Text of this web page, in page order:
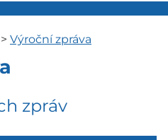
> Výroční zpráva
zpráv